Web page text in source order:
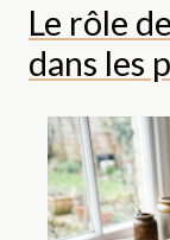
Le rôle
dans les